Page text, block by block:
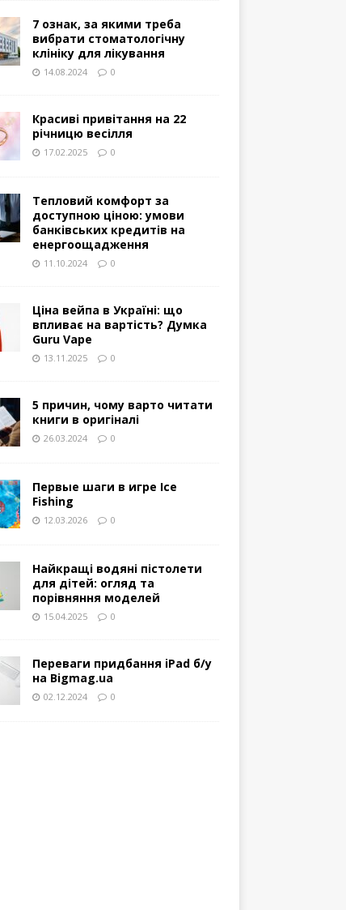
7 ознак, за якими треба
вибрати стоматологічну
клініку для лікування
14.08.2024 0
Красиві привітання на 22
річницю весілля
17.02.2025 0
Тепловий комфорт за
доступною ціною: умови
банківських кредитів на
енергоощадження
11.10.2024 0
Ціна вейпа в Україні: що
впливає на вартість? Думка
Guru Vape
13.11.2025 0
5 причин, чому варто читати
книги в оригіналі
26.03.2024 0
Первые шаги в игре Ice
Fishing
12.03.2026 0
Найкращі водяні пістолети
для дітей: огляд та
порівняння моделей
15.04.2025 0
Переваги придбання iPad б/у
на Bigmag.ua
02.12.2024 0